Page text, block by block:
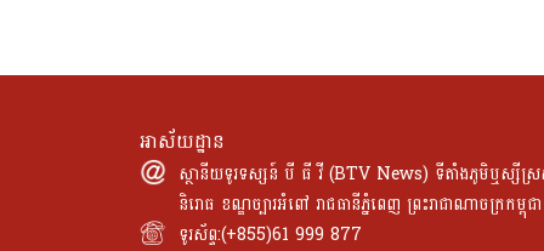
អាស័យដ្ឋាន
ស្ថានីយទូរទស្សន៍ បី ធី វី (BTV News) ទីតាំងភូមិឬស្សីស្
និរោធ ខណ្ឌច្បារអំពៅ រាជធានីភ្នំពេញ ព្រះរាជាណាចក្រកម្ពុជ
ទូរស័ព្ទ:(+855)61 999 877